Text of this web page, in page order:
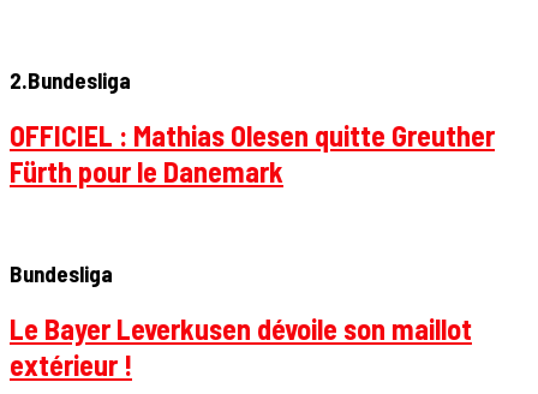
2.Bundesliga
OFFICIEL : Mathias Olesen quitte Greuther
Fürth pour le Danemark
Bundesliga
Le Bayer Leverkusen dévoile son maillot
extérieur !